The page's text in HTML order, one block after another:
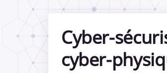
Cyber-
cyber-